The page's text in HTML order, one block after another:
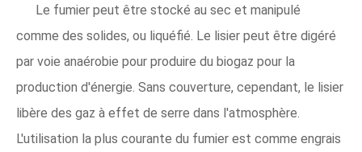
Le fumier peut être stocké au sec et manipulé
comme des solides, ou liquéfié. Le lisier peut être digéré
par voie anaérobie pour produire du biogaz pour la
production d'énergie. Sans couverture, cependant, le lisier
libère des gaz à effet de serre dans l'atmosphère.
L'utilisation la plus courante du fumier est comme engrais